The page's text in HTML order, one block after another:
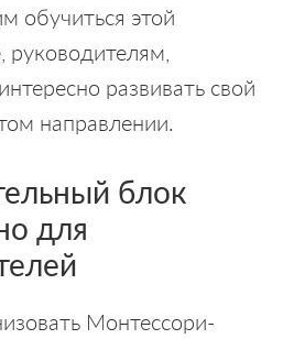
обучиться этой
руководителям,
развивать свой
направлении.
блок
для
Монтессори-